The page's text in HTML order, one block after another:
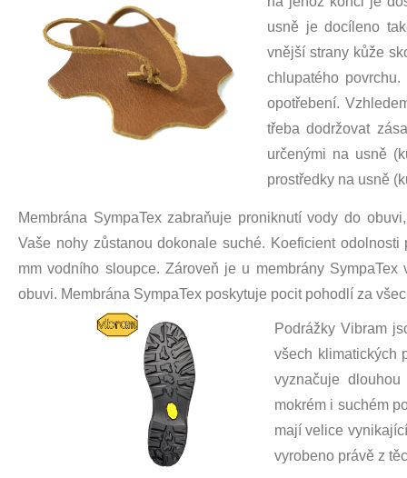
usně je docíleno
vnější strany kůže
chlupatého
opotřebení.
třeba dodržovat
určenými na usně
prostředky na usně
Membrána SympaTex zabraňuje proniknutí vody do
Vaše nohy zůstanou dokonale suché. Koeficient
mm vodního sloupce. Zároveň je u membrány
obuvi. Membrána SympaTex poskytuje pocit pohodlí za
Podrážky Vibram
všech klimatických
vyznačuje
mokrém i suchém
mají velice
vyrobeno právě z